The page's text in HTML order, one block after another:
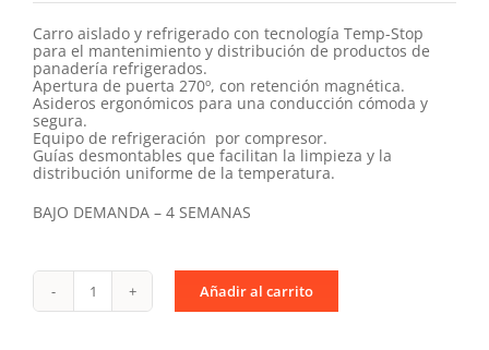
Carro aislado y refrigerado con tecnología Temp-Stop
para el mantenimiento y distribución de productos de
panadería refrigerados.
Apertura de puerta 270º, con retención magnética.
Asideros ergonómicos para una conducción cómoda y
segura.
Equipo de refrigeración por compresor.
Guías desmontables que facilitan la limpieza y la
distribución uniforme de la temperatura.
BAJO DEMANDA – 4 SEMANAS
Carro
Frío
Añadir al carrito